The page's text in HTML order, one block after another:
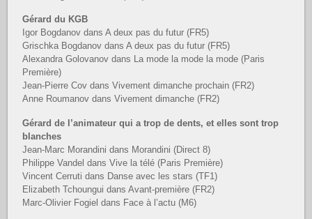
Gérard du KGB
Igor Bogdanov dans A deux pas du futur (FR5)
Grischka Bogdanov dans A deux pas du futur (FR5)
Alexandra Golovanov dans La mode la mode la mode (Paris
Première)
Jean-Pierre Cov dans Vivement dimanche prochain (FR2)
Anne Roumanov dans Vivement dimanche (FR2)
Gérard de l’animateur qui a trop de dents, et elles sont trop
blanches
Jean-Marc Morandini dans Morandini (Direct 8)
Philippe Vandel dans Vive la télé (Paris Première)
Vincent Cerruti dans Danse avec les stars (TF1)
Elizabeth Tchoungui dans Avant-première (FR2)
Marc-Olivier Fogiel dans Face à l’actu (M6)